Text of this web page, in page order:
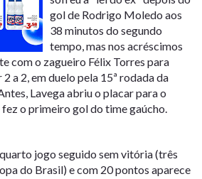
gol de Rodrigo Moledo aos
38 minutos do segundo
tempo, mas nos acréscimos
com o zagueiro Félix Torres para
a 2, em duelo pela 15ª rodada da
Lavega abriu o placar para o
o primeiro gol do time gaúcho.
jogo seguido sem vitória (três
do Brasil) e com 20 pontos aparece